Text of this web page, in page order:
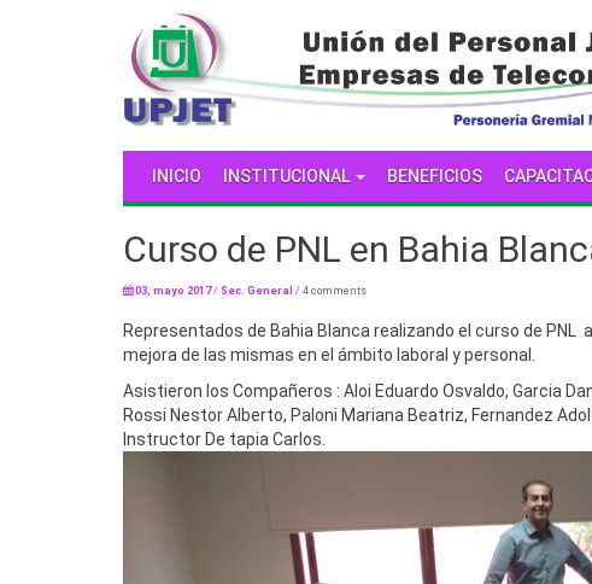
INICIO INSTITUCIONAL BENEFICIOS
Curso de PNL en Bahia
03, mayo 2017/ Sec. General / 4 comments
Representados de Bahia Blanca realizando el curso de
mejora de las mismas en el ámbito laboral y personal.
Asistieron los Compañeros : Aloi Eduardo Osvaldo, Garcia
Rossi Nestor Alberto, Paloni Mariana Beatriz, Fernandez
Instructor De tapia Carlos.